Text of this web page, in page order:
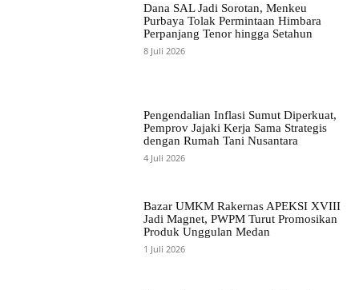
Dana SAL Jadi Sorotan, Menkeu
Purbaya Tolak Permintaan Himbara
Perpanjang Tenor hingga Setahun
8 Juli 2026
Pengendalian Inflasi Sumut Diperkuat,
Pemprov Jajaki Kerja Sama Strategis
dengan Rumah Tani Nusantara
4 Juli 2026
Bazar UMKM Rakernas APEKSI XVIII
Jadi Magnet, PWPM Turut Promosikan
Produk Unggulan Medan
1 Juli 2026